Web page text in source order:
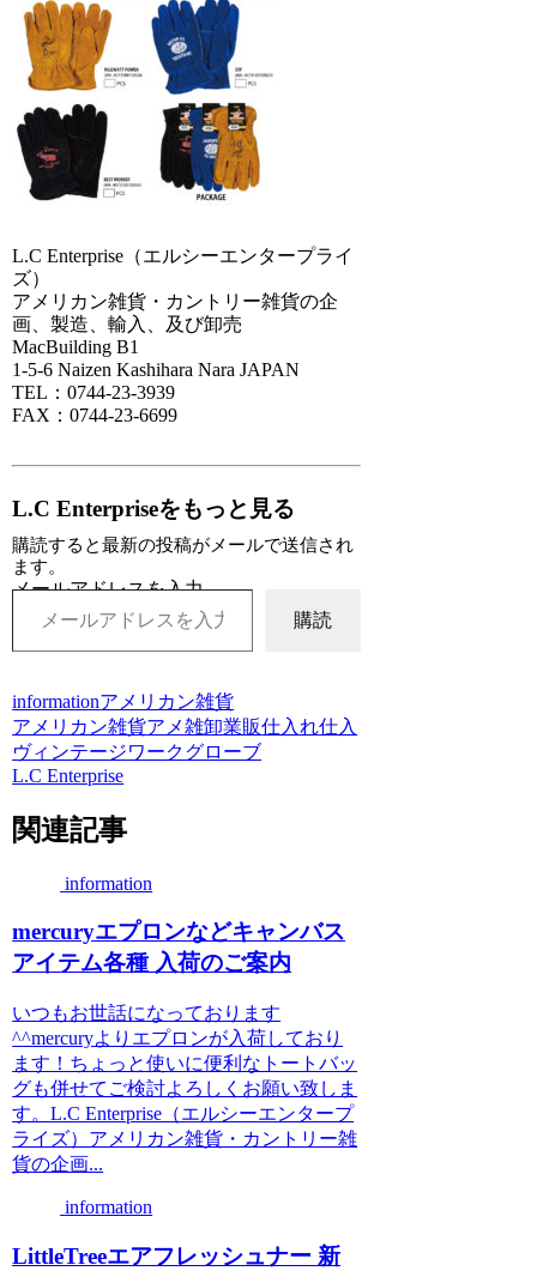
L.C Enterprise（エルシーエンタープライ
ズ）
アメリカン雑貨・カントリー雑貨の企
画、製造、輸入、及び卸売
MacBuilding B1
1-5-6 Naizen Kashihara Nara JAPAN
TEL：0744-23-3939
FAX：0744-23-6699
L.C Enterpriseをもっと見る
購読すると最新の投稿がメールで送信され
ます。
メールアドレスを入力...
購読
informationアメリカン雑貨
アメリカン雑貨アメ雑卸業販仕入れ仕入
ヴィンテージワークグローブ
L.C Enterprise
関連記事
information
mercuryエプロンなどキャンバス
アイテム各種 入荷のご案内
いつもお世話になっております
^^mercuryよりエプロンが入荷しており
ます！ちょっと使いに便利なトートバッ
グも併せてご検討よろしくお願い致しま
す。L.C Enterprise（エルシーエンタープ
ライズ）アメリカン雑貨・カントリー雑
貨の企画...
information
LittleTreeエアフレッシュナー 新